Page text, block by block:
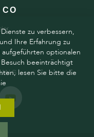
zu verbessern,
Ihre Erfahrung zu
optionalen
beeinträchtigt
lesen Sie bitte die